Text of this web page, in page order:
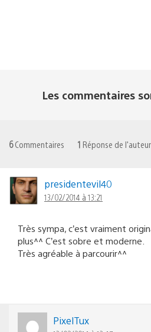
Les commentaires
6Commentaires 1 Réponse de l'auteur
presidentevil40
13/02/2014 à 13:21
Très sympa, c’est vraiment
plus^^ C’est sobre et moderne.
Très agréable à parcourir^^
PixelTux